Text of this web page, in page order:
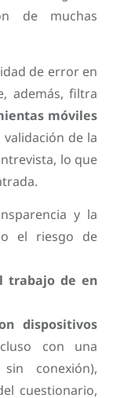
de muchas
de error en
además, filtra
móviles
de la
lo que
y la
el riesgo de
trabajo de en
dispositivos
con una
conexión),
cuestionario,